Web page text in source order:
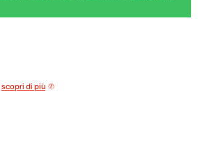
scopri di più